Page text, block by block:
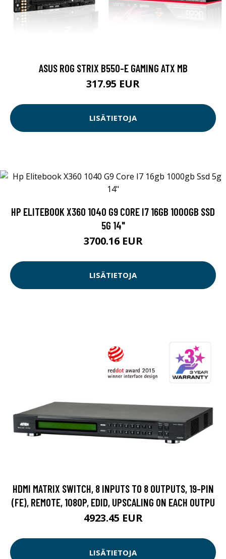
ASUS ROG STRIX B550-E GAMING ATX MB
317.95 EUR
LISÄTIETOJA
HP ELITEBOOK X360 1040 G9 CORE I7 16GB 1000GB SSD
5G 14"
3700.16 EUR
LISÄTIETOJA
HDMI MATRIX SWITCH, 8 INPUTS TO 8 OUTPUTS, 19-PIN
(FE), REMOTE, 1080P, EDID, UPSCALING ON EACH OUTPU
4923.45 EUR
LISÄTIETOJA